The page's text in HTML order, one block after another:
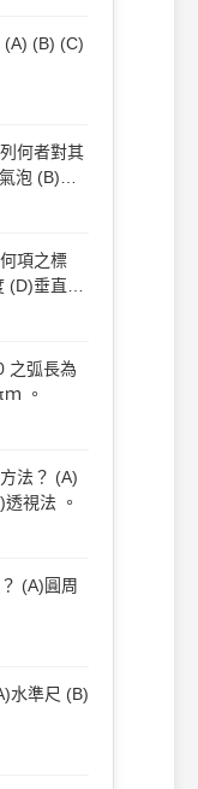
(A) (B) (C)
何者對其
泡 (B)管
盛水量
項之標
(D)垂直度
之弧長為
。
法？ (A)
視法 。
(A)圓周
水準尺 (B)